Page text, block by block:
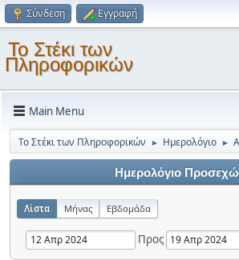
Σύνδεση Εγγραφή
Το Στέκι των
Πληροφορικών
Main Menu
Το Στέκι των Πληροφορικών ► Ημερολόγιο ►
Ημερολόγιο
Λίστα Μήνας Εβδομάδα
Προς